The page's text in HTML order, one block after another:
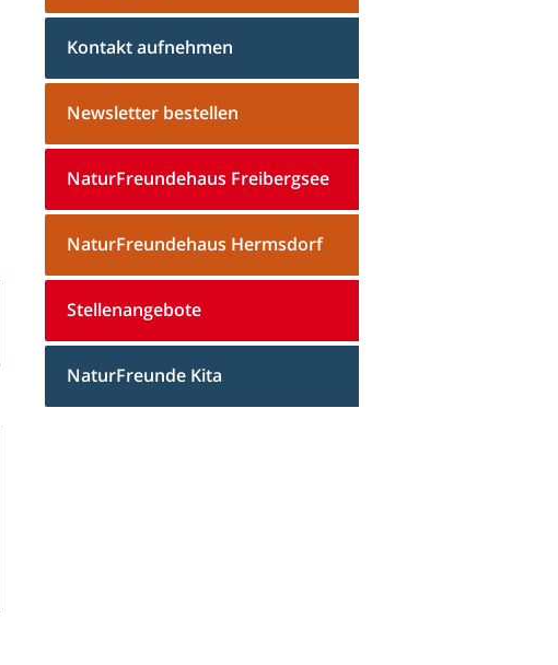
Kontakt aufnehmen
Newsletter bestellen
NaturFreundehaus Freibergsee
NaturFreundehaus Hermsdorf
Stellenangebote
NaturFreunde Kita